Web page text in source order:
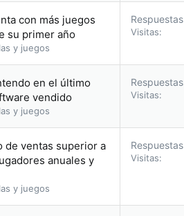
con más juegos
su primer año
y juegos
Respuestas
Visitas
en el último
vendido
y juegos
Respuestas
Visitas
de ventas superior a
anuales y
y juegos
Respuestas
Visitas